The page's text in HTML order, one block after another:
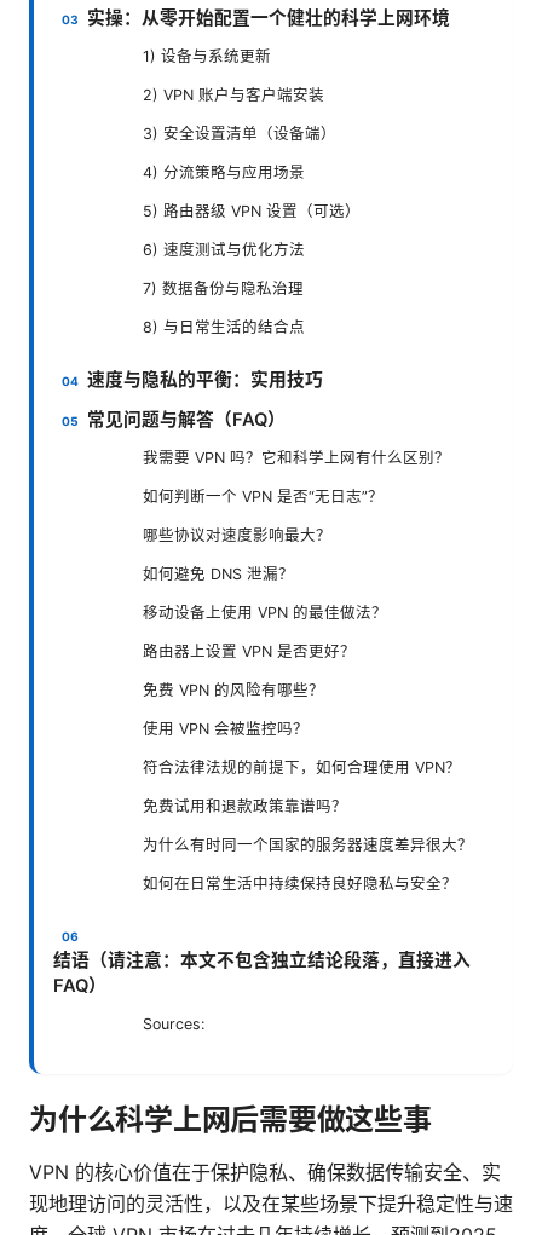
实操：从零开始配置一个健壮的科学上网环境
1) 设备与系统更新
2) VPN 账户与客户端安装
3) 安全设置清单（设备端）
4) 分流策略与应用场景
5) 路由器级 VPN 设置（可选）
6) 速度测试与优化方法
7) 数据备份与隐私治理
8) 与日常生活的结合点
速度与隐私的平衡：实用技巧
常见问题与解答（FAQ）
我需要 VPN 吗？它和科学上网有什么区别？
如何判断一个 VPN 是否“无日志”？
哪些协议对速度影响最大？
如何避免 DNS 泄漏？
移动设备上使用 VPN 的最佳做法？
路由器上设置 VPN 是否更好？
免费 VPN 的风险有哪些？
使用 VPN 会被监控吗？
符合法律法规的前提下，如何合理使用 VPN？
免费试用和退款政策靠谱吗？
为什么有时同一个国家的服务器速度差异很大？
如何在日常生活中持续保持良好隐私与安全？
结语（请注意：本文不包含独立结论段落，直接进入
FAQ）
Sources:
为什么科学上网后需要做这些事
VPN 的核心价值在于保护隐私、确保数据传输安全、实
现地理访问的灵活性，以及在某些场景下提升稳定性与速